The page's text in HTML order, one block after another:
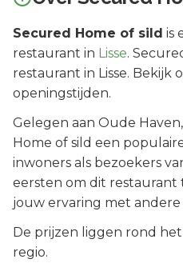
Secured Home of sild is
restaurant in Lisse.
restaurant in Lisse. Bekijk
openingstijden.
Gelegen aan Oude Haven
Home of sild een
inwoners als bezoekers
eersten om dit restaurant
jouw ervaring met andere
De prijzen liggen rond
regio.